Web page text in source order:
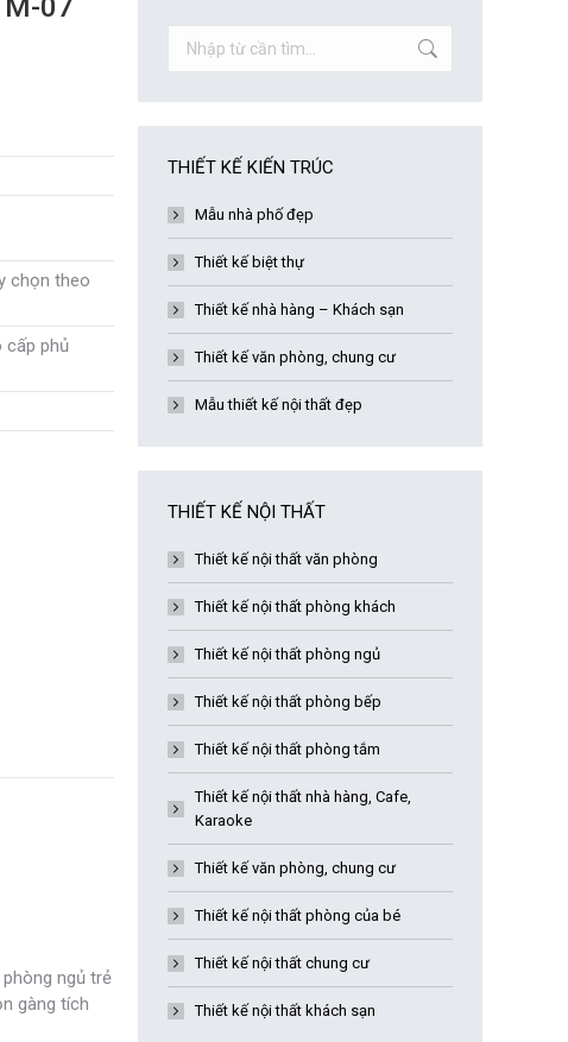
07
chọn theo
cấp phủ
ngủ trẻ
gàng tích
THIẾT KẾ KIẾN TRÚC
Mẫu nhà phố đẹp
Thiết kế biệt thự
Thiết kế nhà hàng – Khách sạn
Thiết kế văn phòng, chung cư
Mẫu thiết kế nội thất đẹp
THIẾT KẾ NỘI THẤT
Thiết kế nội thất văn phòng
Thiết kế nội thất phòng khách
Thiết kế nội thất phòng ngủ
Thiết kế nội thất phòng bếp
Thiết kế nội thất phòng tắm
Thiết kế nội thất nhà hàng, Cafe,
Karaoke
Thiết kế văn phòng, chung cư
Thiết kế nội thất phòng của bé
Thiết kế nội thất chung cư
Thiết kế nội thất khách sạn